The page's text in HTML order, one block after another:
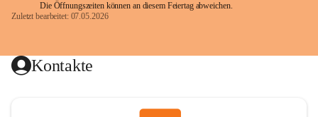
Die Öffnungszeiten können an diesem Feiertag abweichen.
Zuletzt bearbeitet: 07.05.2026
Kontakte